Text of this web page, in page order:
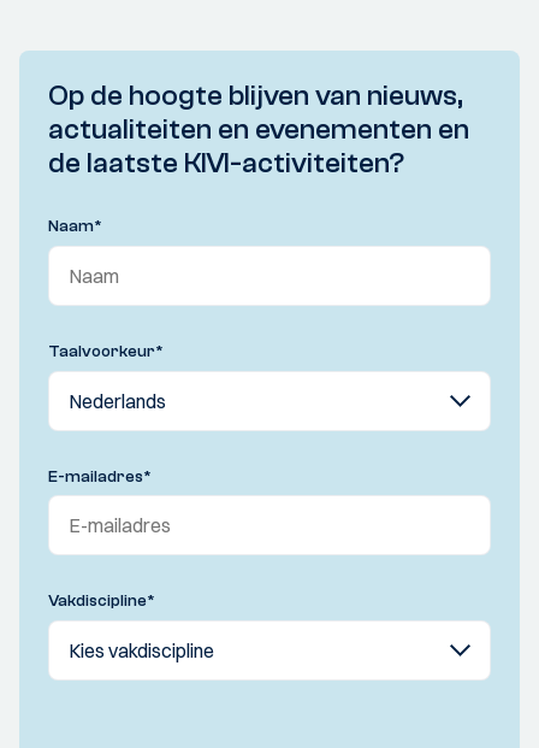
Op de hoogte blijven van nieuws,
actualiteiten en evenementen en
de laatste KIVI-activiteiten?
Naam*
Taalvoorkeur*
E-mailadres*
Vakdiscipline*